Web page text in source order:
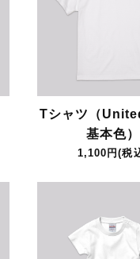
Tシャツ（
基本色）
1,100円(税